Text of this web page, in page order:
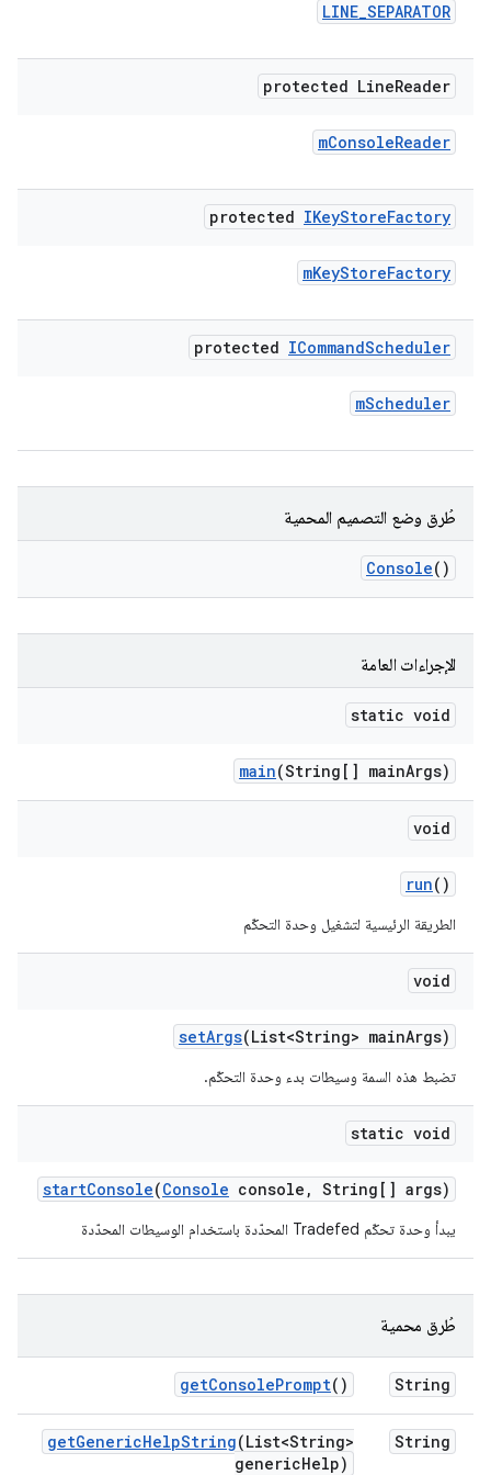
LINE_SEPARATOR
protected LineReader
mConsoleReader
protected IKeyStoreFactory
mKeyStoreFactory
protected ICommandScheduler
mScheduler
طُرق وضع التصميم المحمية
Console()
الإجراءات العامة
static void
main(String[] mainArgs)
void
run()
الطريقة الرئيسية لتشغيل وحدة التحكّم
void
setArgs(List<String> mainArgs)
تضبط هذه السمة وسيطات بدء وحدة التحكّم.
static void
startConsole(Console console , String[] args)
يبدأ وحدة تحكّم Tradefed المحدّدة باستخدام الوسيطات المحدّدة
طُرق محمية
String
getConsolePrompt()
String
getGenericHelpString(List<String>
genericHelp)